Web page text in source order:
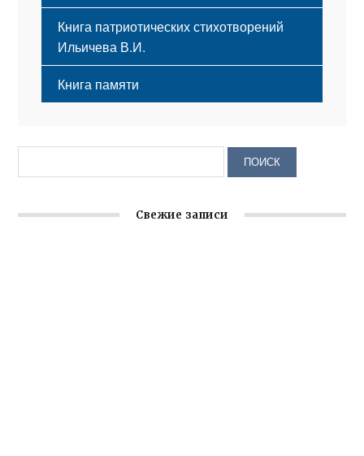
Книга патриотических стихотворений
Ильичева В.И.
Книга памяти
Свежие записи